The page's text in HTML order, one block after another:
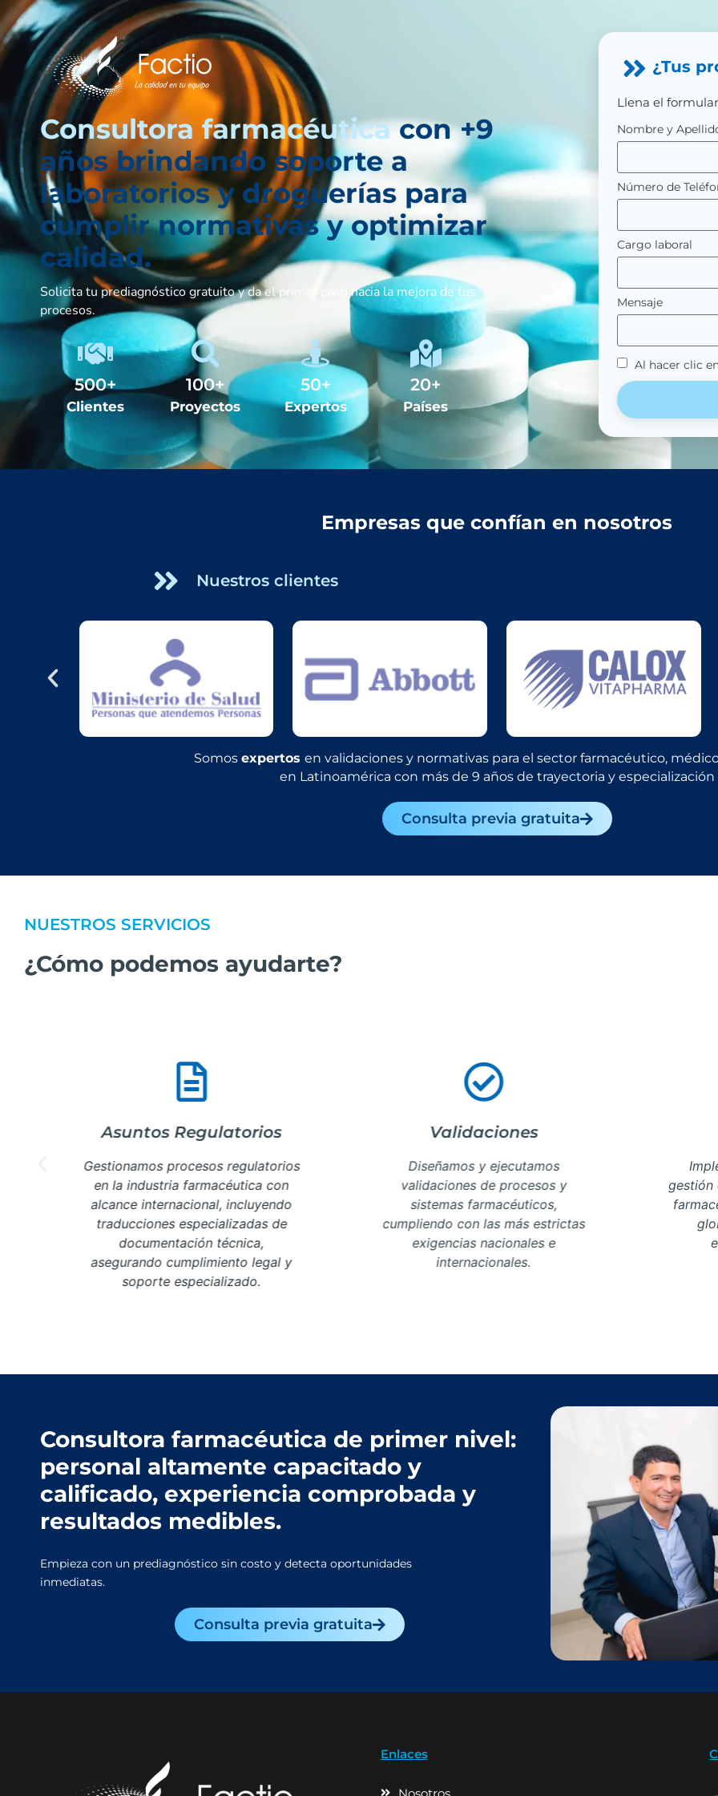
Consultora farmacéuticacon +9
años brindando soporte a
laboratorios y droguerías para
cumplir normativas y optimizar
calidad.
Solicita tu prediagnóstico gratuito y da el primer paso hacia la mejora de tus
procesos.
Clientes
500+
Proyectos
100+
Expertos
50+
Países
20+
¿Tus
Llena el
Nombre y
Número de
Cargo laboral
Mensaje
Al hacer clic
Empresas que confían en nosotros
Nuestros clientes
Somos expertos en validaciones y normativas para el sector farmacéutico,
en Latinoamérica con más de 9 años de trayectoria y especialización
Consulta previa gratuita
NUESTROS SERVICIOS
¿Cómo podemos ayudarte?
Asuntos Regulatorios
Gestionamos procesos regulatorios
en la industria farmacéutica con
alcance internacional, incluyendo
traducciones especializadas de
documentación técnica,
asegurando cumplimiento legal y
soporte especializado.
Más Información
Validaciones
Diseñamos y ejecutamos
validaciones de procesos y
sistemas farmacéuticos,
cumpliendo con las más estrictas
exigencias nacionales e
internacionales.
gestión
Consultora farmacéutica de primer nivel:
personal altamente capacitado y
calificado, experiencia comprobada y
resultados medibles.
Empieza con un prediagnóstico sin costo y detecta oportunidades
inmediatas.
Consulta previa gratuita
Enlaces